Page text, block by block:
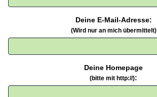
Deine E-Mail-Adresse:
(Wird nur an mich übermittelt)
Deine Homepage
(bitte mit http://):